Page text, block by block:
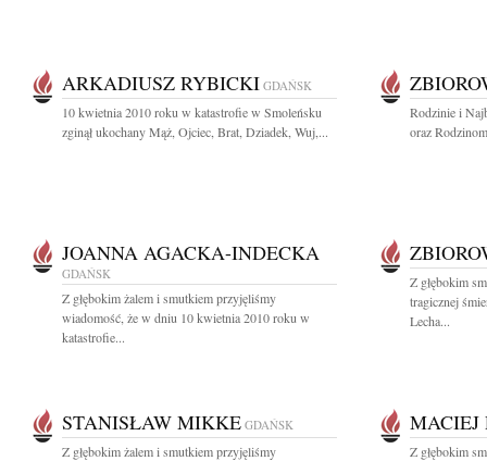
ARKADIUSZ RYBICKI GDAŃSK
10 kwietnia 2010 roku w katastrofie w Smoleńsku
zginął ukochany Mąż, Ojciec, Brat, Dziadek, Wuj,...
Rodzinie i
oraz
JOANNA AGACKA-INDECKA
GDAŃSK
Z głębokim żalem i smutkiem przyjęliśmy
wiadomość, że w dniu 10 kwietnia 2010 roku w
katastrofie...
Z głębokim
tragicznej
Lecha...
STANISŁAW MIKKE GDAŃSK
Z głębokim żalem i smutkiem przyjęliśmy
Z głębokim